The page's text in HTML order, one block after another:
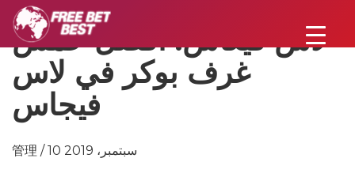
لاس فيغاس: أفضل خمس
غرف بوكر في لاس
فيجاس
管理 / 10 سبتمبر، 2019